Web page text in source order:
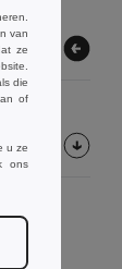
2
van
ze
die
of
u ze
ons